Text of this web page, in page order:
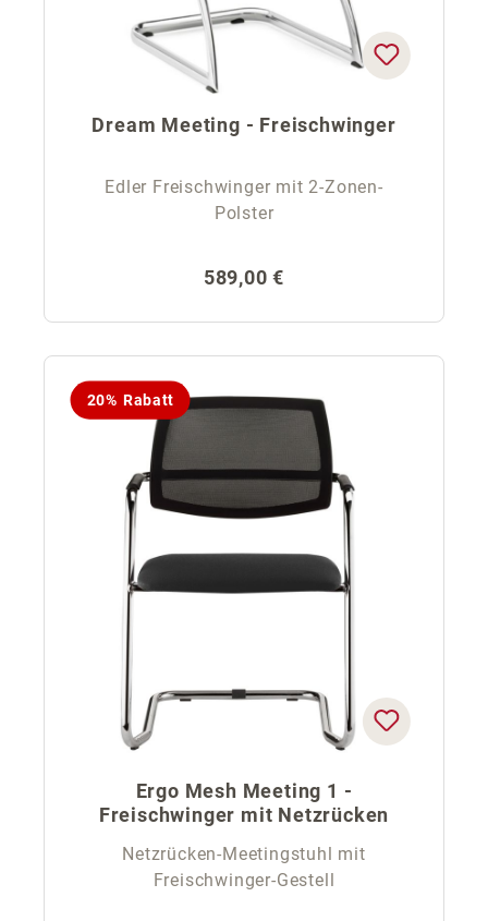
Dream Meeting - Freischwinger
Edler Freischwinger mit 2-Zonen-
Polster
Regulärer Preis:
589,00 €
20% Rabatt
Ergo Mesh Meeting 1 -
Freischwinger mit Netzrücken
Netzrücken-Meetingstuhl mit
Freischwinger-Gestell